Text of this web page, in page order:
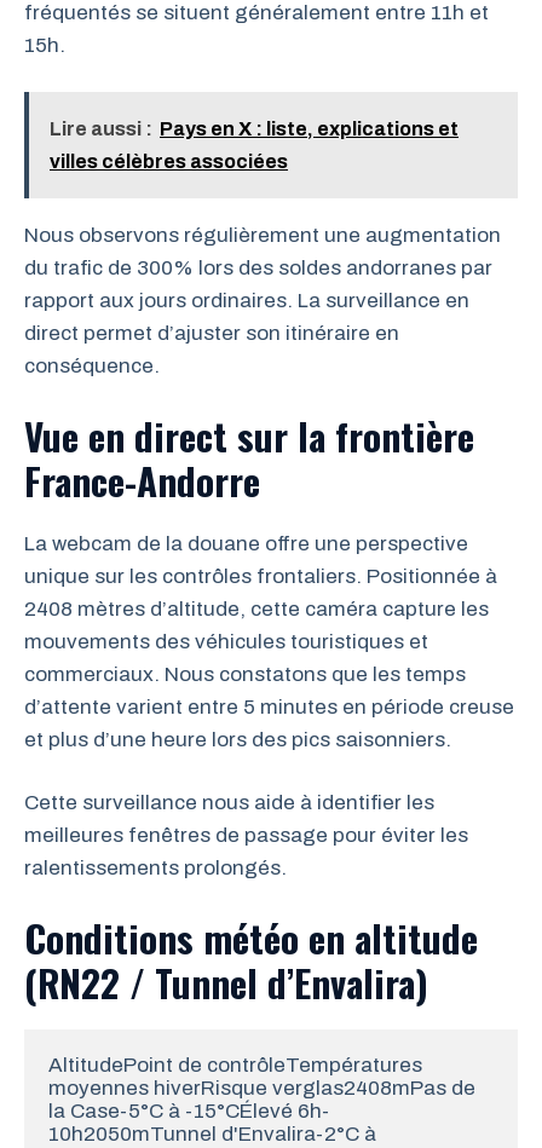
fréquentés se situent généralement entre 11h et
15h.
Lire aussi : Pays en X : liste, explications et
villes célèbres associées
Nous observons régulièrement une augmentation
du trafic de 300% lors des soldes andorranes par
rapport aux jours ordinaires. La surveillance en
direct permet d’ajuster son itinéraire en
conséquence.
Vue en direct sur la frontière
France-Andorre
La webcam de la douane offre une perspective
unique sur les contrôles frontaliers. Positionnée à
2408 mètres d’altitude, cette caméra capture les
mouvements des véhicules touristiques et
commerciaux. Nous constatons que les temps
d’attente varient entre 5 minutes en période creuse
et plus d’une heure lors des pics saisonniers.
Cette surveillance nous aide à identifier les
meilleures fenêtres de passage pour éviter les
ralentissements prolongés.
Conditions météo en altitude
(RN22 / Tunnel d’Envalira)
AltitudePoint de contrôleTempératures
moyennes hiverRisque verglas2408mPas de
la Case-5°C à -15°CÉlevé 6h-
10h2050mTunnel d'Envalira-2°C à